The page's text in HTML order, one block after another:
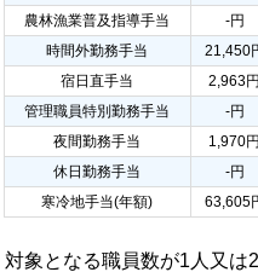
農林漁業普及指導手当
-円
時間外勤務手当
21,450
宿日直手当
2,963円
管理職員特別勤務手当
-円
夜間勤務手当
1,970円
休日勤務手当
-円
寒冷地手当(年額)
63,605
対象となる職員数が1人又は